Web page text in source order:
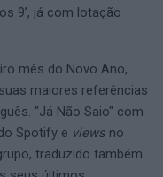
9’, já com lotação
mês do Novo Ano,
maiores referências
"Já Não Saio" com
Spotify e views no
traduzido também